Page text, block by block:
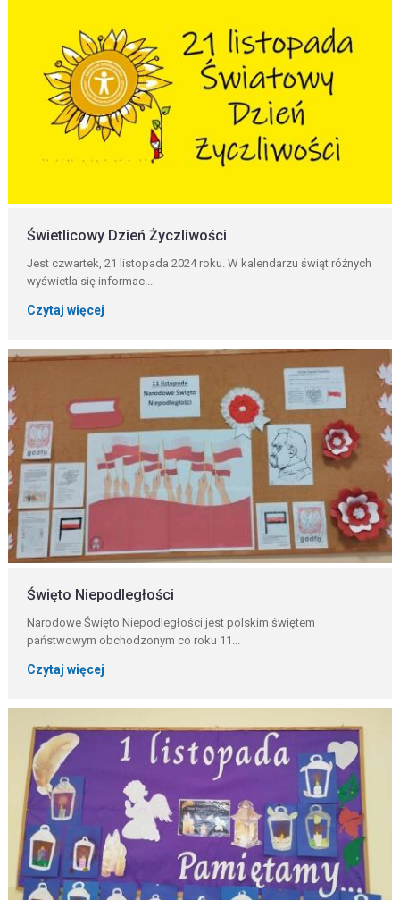
Świetlicowy Dzień Życzliwości
Jest czwartek, 21 listopada 2024 roku. W kalendarzu świąt różnych
wyświetla się informac...
Czytaj więcej
Święto Niepodległości
Narodowe Święto Niepodległości jest polskim świętem
państwowym obchodzonym co roku 11...
Czytaj więcej